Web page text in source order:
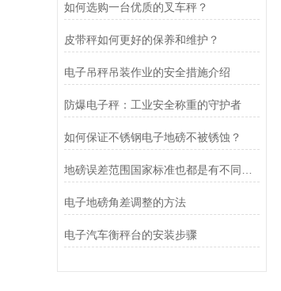
如何选购一台优质的叉车秤？
皮带秤如何更好的保养和维护？
电子吊秤吊装作业的安全措施介绍
防爆电子秤：工业安全称重的守护者
如何保证不锈钢电子地磅不被锈蚀？
电子地磅角差调整的方法
电子汽车衡秤台的安装步骤